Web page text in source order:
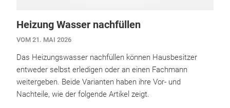
Heizung Wasser nachfüllen
VOM 21. MAI 2026
Das Heizungswasser nachfüllen können Hausbesitzer
entweder selbst erledigen oder an einen Fachmann
weitergeben. Beide Varianten haben ihre Vor- und
Nachteile, wie der folgende Artikel zeigt.